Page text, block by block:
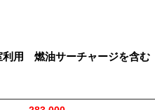
用 燃油サーチャージを含む